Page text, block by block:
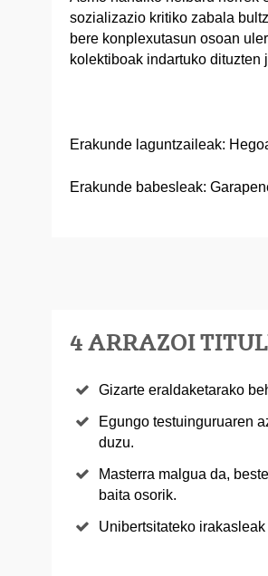
sozializazio kritiko zabala
bere konplexutasun osoan
kolektiboak indartuko dituzten
Erakunde laguntzaileak:
Erakunde babesleak:
4 ARRAZOI
Gizarte eraldaketarako
Egungo testuinguruaren
duzu.
Masterra malgua da,
baita osorik.
Unibertsitateko